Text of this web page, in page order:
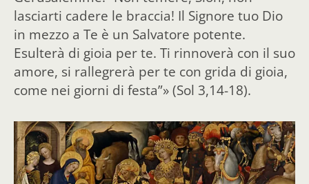
lasciarti cadere le braccia! Il Signore tuo Dio
in mezzo a Te è un Salvatore potente.
Esulterà di gioia per te. Ti rinnoverà con il suo
amore, si rallegrerà per te con grida di gioia,
come nei giorni di festa”» (Sol 3,14-18).